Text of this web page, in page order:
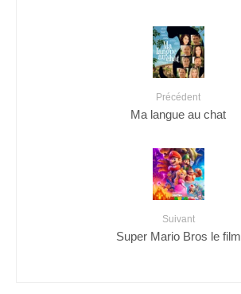
Précédent
Ma langue au chat
Suivant
Super Mario Bros le film